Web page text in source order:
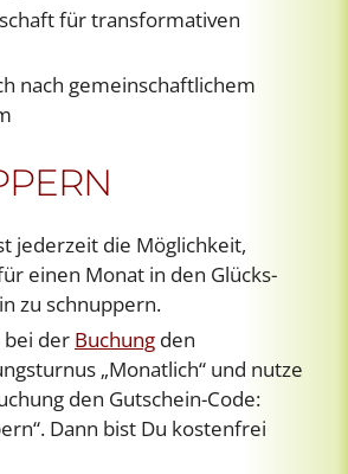
für transformativen
nach gemeinschaftlichem
jederzeit die Möglichkeit,
einen Monat in den Glücks-
zu schnuppern.
bei der Buchung den
„Monatlich“ und nutze
den Gutschein-Code:
Dann bist Du kostenfrei